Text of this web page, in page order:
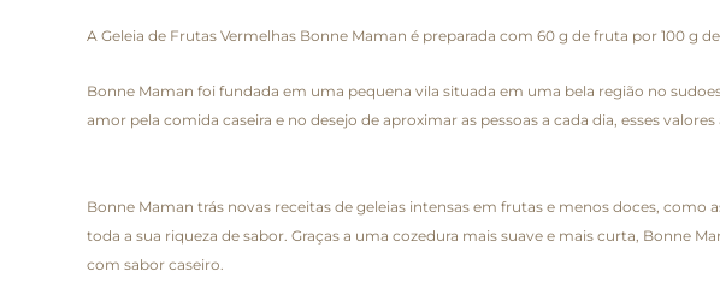
A Geleia de Frutas Vermelhas Bonne Maman é preparada com 60 g de fruta por 100 g
Bonne Maman foi fundada em uma pequena vila situada em uma bela região no
amor pela comida caseira e no desejo de aproximar as pessoas a cada dia, esses
Bonne Maman trás novas receitas de geleias intensas em frutas e menos doces, como
toda a sua riqueza de sabor. Graças a uma cozedura mais suave e mais curta, Bonne
com sabor caseiro.